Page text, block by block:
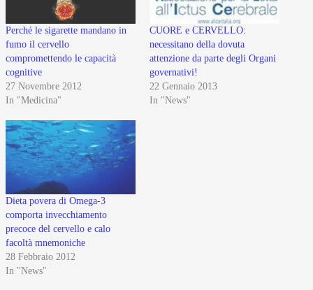
Perché le sigarette mandano in
fumo il cervello
compromettendo le capacità
cognitive
27 Novembre 2012
In "Medicina"
CUORE e CERVELLO:
necessitano della dovuta
attenzione da parte degli Organi
governativi!
22 Gennaio 2013
In "News"
Dieta povera di Omega-3
comporta invecchiamento
precoce del cervello e calo
facoltà mnemoniche
28 Febbraio 2012
In "News"